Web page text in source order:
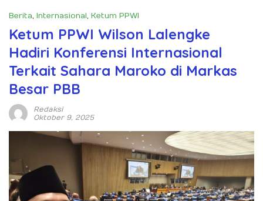
Berita, Internasional, Ketum PPWI
Ketum PPWI Wilson Lalengke
Hadiri Konferensi Internasional
Terkait Sahara Maroko di Markas
Besar PBB
Redaksi
Oktober 9, 2025